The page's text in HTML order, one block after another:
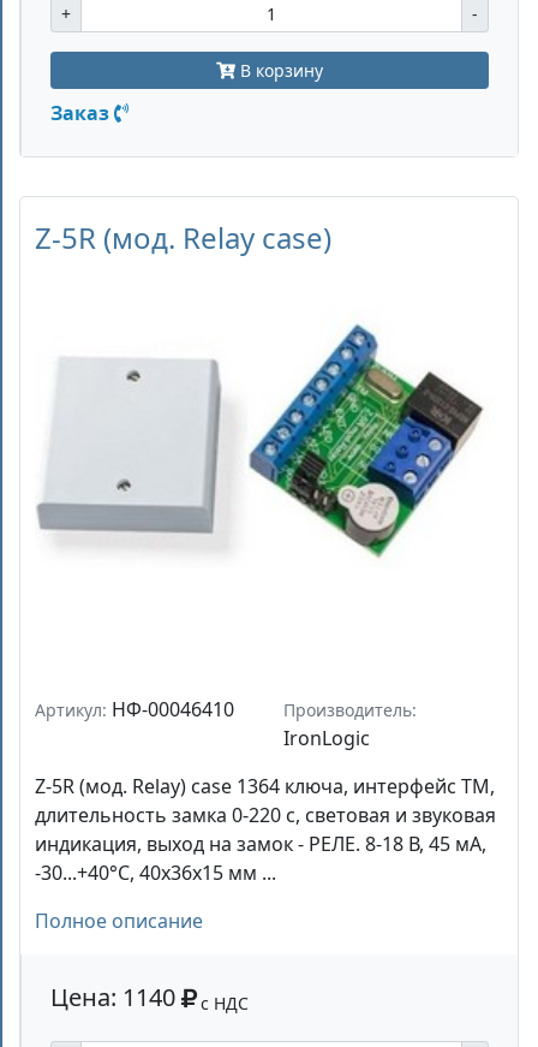
+ -
В корзину
Заказ
Z-5R (мод. Relay case)
Артикул: НФ-00046410 Производитель:
IronLogic
Z-5R (мод. Relay) case 1364 ключа, интерфейс TM,
длительность замка 0-220 c, световая и звуковая
индикация, выход на замок - РЕЛЕ. 8-18 В, 45 мА,
-30...+40°C, 40х36х15 мм ...
Полное описание
Цена: 1140 с НДС